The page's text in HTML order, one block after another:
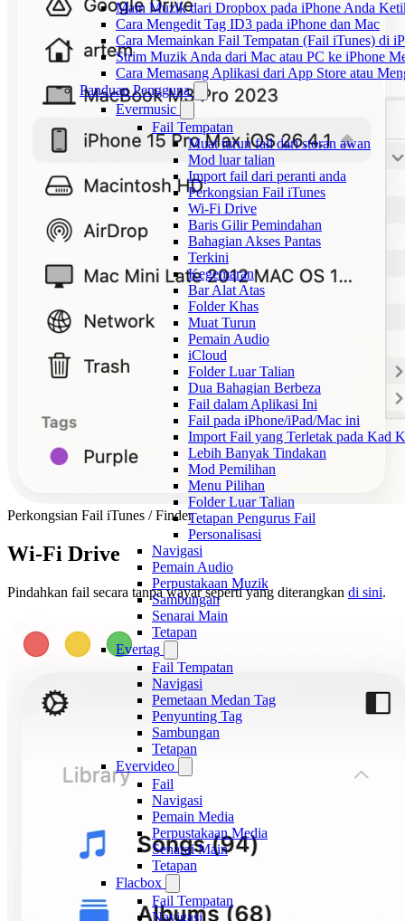
Main Muzik dari Dropbox pada iPhone Anda
Cara Mengedit Tag ID3 pada iPhone dan Mac
Cara Memainkan Fail Tempatan (Fail iTunes) di
Strim Muzik Anda dari Mac atau PC ke iPhone
Cara Memasang Aplikasi dari App Store atau
Panduan Pengguna
Evermusic
Fail Tempatan
Muat turun fail dari storan awan
Mod luar talian
Import fail dari peranti anda
Perkongsian Fail iTunes
Wi-Fi Drive
Baris Gilir Pemindahan
Bahagian Akses Pantas
Terkini
Kegemaran
Bar Alat Atas
Folder Khas
Muat Turun
Pemain Audio
iCloud
Folder Luar Talian
Dua Bahagian Berbeza
Fail dalam Aplikasi Ini
Fail pada iPhone/iPad/Mac ini
Import Fail yang Terletak pada Kad
Lebih Banyak Tindakan
Mod Pemilihan
Menu Pilihan
Folder Luar Talian
Tetapan Pengurus Fail
Personalisasi
Navigasi
Pemain Audio
Perpustakaan Muzik
Sambungan
Senarai Main
Tetapan
Evertag
Fail Tempatan
Navigasi
Pemetaan Medan Tag
Penyunting Tag
Sambungan
Tetapan
Evervideo
Fail
Navigasi
Pemain Media
Perpustakaan Media
Senarai Main
Tetapan
Flacbox
Fail Tempatan
Navigasi
Perkongsian Fail iTunes / Finder
Wi-Fi Drive
Pindahkan fail secara tanpa wayar seperti yang diterangkan di sini.